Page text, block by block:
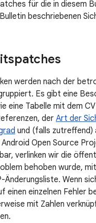
für die in diesem
beschriebenen
werden nach der
Es gibt eine
eine Tabelle mit dem
der Art der
und (falls zutreffend)
Open Source
verlinken wir die
behoben wurde,
Änderungsliste. Wenn
einen einzelnen Fehler
mit Zahlen